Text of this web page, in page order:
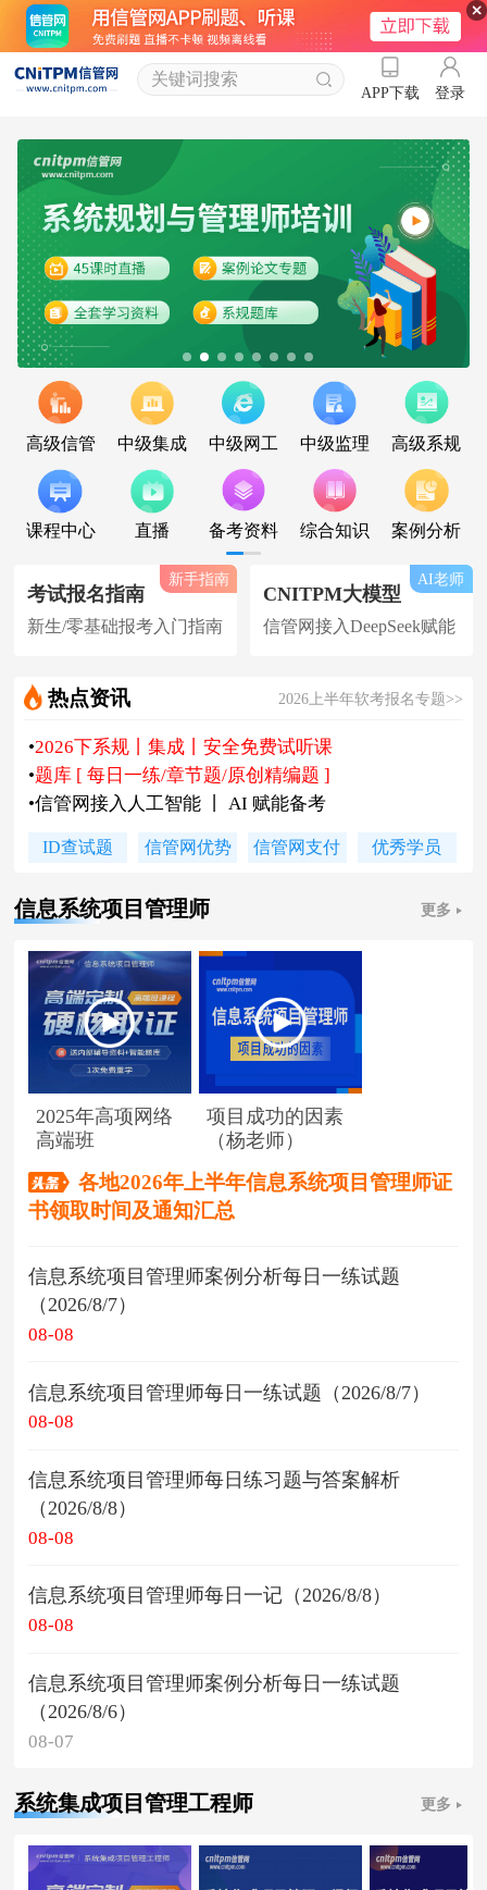
APP下载 登录
高级信管 中级集成 中级网工 中级监理 高级系规
课程中心 直播 备考资料 综合知识 案例分析
考试报名指南
新生/零基础报考入门指南
新手指南
CNITPM大模型
信管网接入DeepSeek赋能
AI老师
热点资讯 2026上半年软考报名专题>>
•2026下系规丨集成丨安全免费试听课
•题库 [ 每日一练/章节题/原创精编题 ]
•信管网接入人工智能 丨 AI 赋能备考
信管网软考讲师合作招聘(全职/兼职)
•2026上半年软考证书领取时间及通知
ID查试题 信管网优势 信管网支付 优秀学员
信息系统项目管理师 更多
2025年高项网络
高端班
项目成功的因素
（杨老师）
各地2026年上半年信息系统项目管理师证
书领取时间及通知汇总
信息系统项目管理师案例分析每日一练试题
（2026/8/7）
08-08
信息系统项目管理师每日一练试题（2026/8/7）
08-08
信息系统项目管理师每日练习题与答案解析
（2026/8/8）
08-08
信息系统项目管理师每日一记（2026/8/8）
08-08
信息系统项目管理师案例分析每日一练试题
（2026/8/6）
08-07
系统集成项目管理工程师 更多